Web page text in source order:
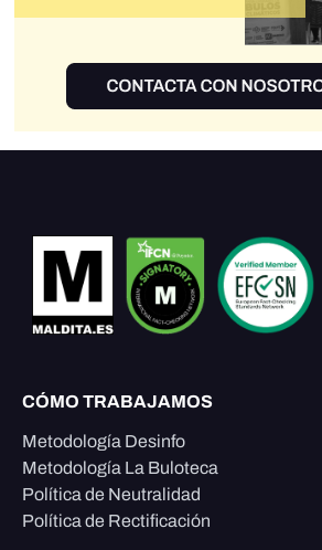
CÓMO TRABAJAMOS
Metodología Desinfo
Metodología La Buloteca
Política de Neutralidad
Política de Rectificación